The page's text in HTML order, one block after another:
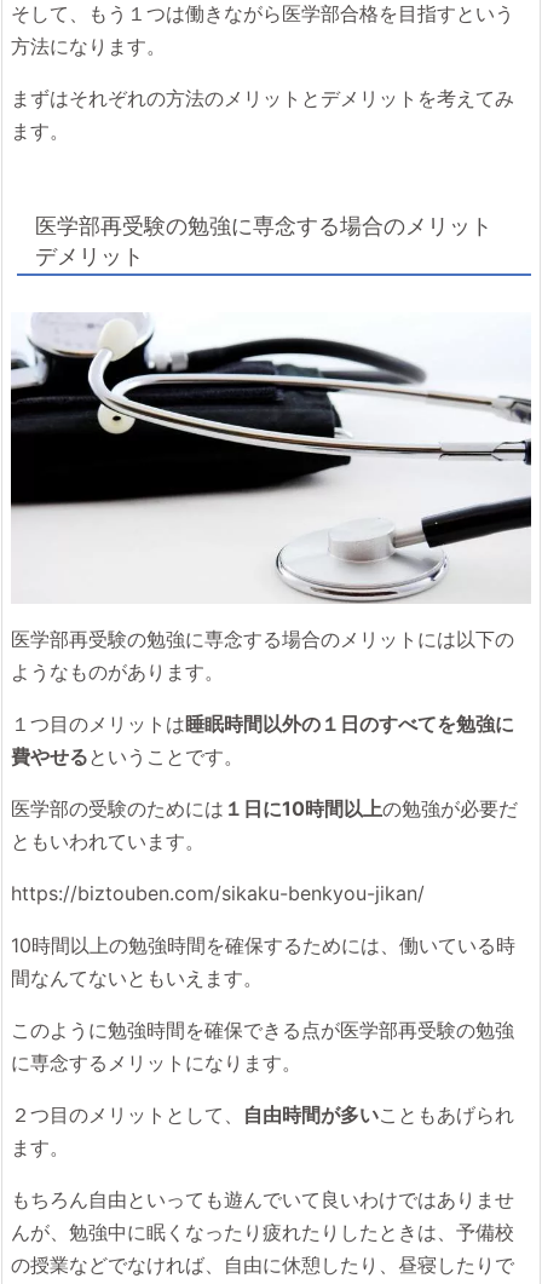
そして、もう１つは働きながら医学部合格を目指すという
方法になります。
まずはそれぞれの方法のメリットとデメリットを考えてみ
ます。
医学部再受験の勉強に専念する場合のメリット
デメリット
医学部再受験の勉強に専念する場合のメリットには以下の
ようなものがあります。
１つ目のメリットは睡眠時間以外の１日のすべてを勉強に
費やせるということです。
医学部の受験のためには １日に10時間以上の勉強が必要だ
ともいわれています。
https://biztouben.com/sikaku-benkyou-jikan/
10時間以上の勉強時間を確保するためには、働いている時
間なんてないともいえます。
このように勉強時間を確保できる点が医学部再受験の勉強
に専念するメリットになります。
２つ目のメリットとして、 自由時間が多いこともあげられ
ます。
もちろん自由といっても遊んでいて良いわけではありませ
んが、勉強中に眠くなったり疲れたりしたときは、予備校
の授業などでなければ、自由に休憩したり、昼寝したりで